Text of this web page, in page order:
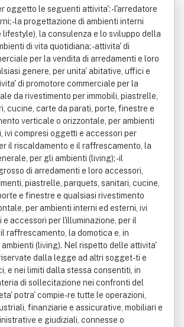
oggetto le seguenti attivita': - l'arredatore
- la progettazione di ambienti interni
lifestyle), la consulenza e lo sviluppo della
di vita quotidiana; - attivita' di
per la vendita di arredamenti e loro
genere, per unita' abitative, uffici e
di promotore commerciale per la
da rivestimento per immobili, piastrelle,
cucine, carte da parati, porte, finestre e
verticale o orizzontale, per ambienti
ivi compresi oggetti e accessori per
il riscaldamento e il raffrescamento, la
per gli ambienti (living); - il
di arredamenti e loro accessori,
piastrelle, parquets, sanitari, cucine,
e finestre e qualsiasi rivestimento
per ambienti interni ed esterni, ivi
accessori per l'illuminazione, per il
raffrescamento, la domotica e, in
(living). Nel rispetto delle attivita'
dalla legge ad altri sogget-ti e
e nei limiti dalla stessa consentiti, in
di sollecitazione nei confronti del
potra' compie-re tutte le operazioni,
finanziarie e assicurative, mobiliari e
e giudiziali, connesse o